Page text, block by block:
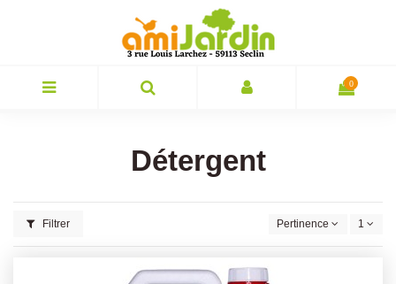
0
Détergent
Filtrer Pertinence 1